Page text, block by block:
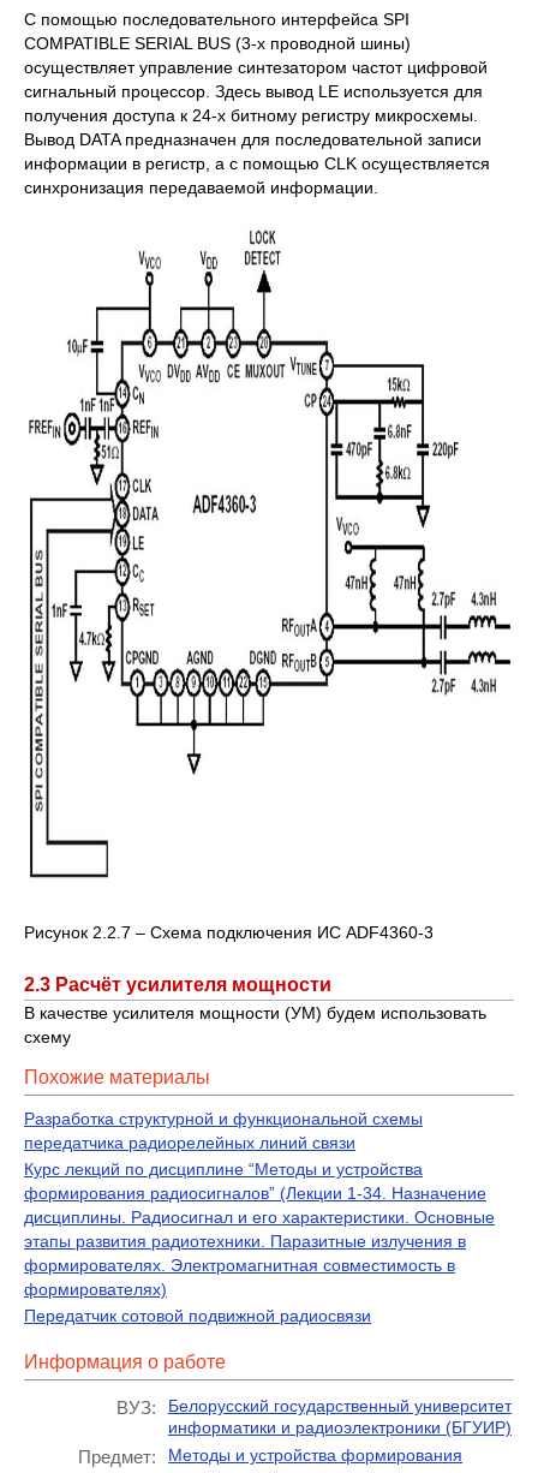
С помощью последовательного интерфейса SPI
COMPATIBLE SERIAL BUS (3-х проводной шины)
осуществляет управление синтезатором частот цифровой
сигнальный процессор. Здесь вывод LE используется для
получения доступа к 24-х битному регистру микросхемы.
Вывод DATA предназначен для последовательной записи
информации в регистр, а с помощью CLK осуществляется
синхронизация передаваемой информации.
Рисунок 2.2.7 – Схема подключения ИС ADF4360-3
2.3 Расчёт усилителя мощности
В качестве усилителя мощности (УМ) будем использовать
схему
Похожие материалы
Разработка структурной и функциональной схемы
передатчика радиорелейных линий связи
Курс лекций по дисциплине “Методы и устройства
формирования радиосигналов” (Лекции 1-34. Назначение
дисциплины. Радиосигнал и его характеристики. Основные
этапы развития радиотехники. Паразитные излучения в
формирователях. Электромагнитная совместимость в
формирователях)
Передатчик сотовой подвижной радиосвязи
Информация о работе
ВУЗ:
Белорусский государственный университет
информатики и радиоэлектроники (БГУИР)
Предмет:
Методы и устройства формирования